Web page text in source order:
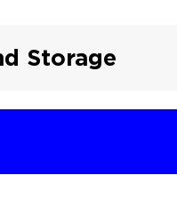
Storage